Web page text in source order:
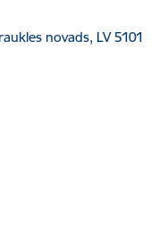
novads, LV 5101